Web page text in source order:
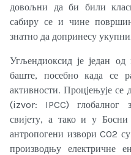
довољни да би били
сабиру се и чине
знатно да допринесу
Угљендиоксид је један од
баште, посебно када се
активности. Процјењује се
(izvor: IPCC) глобалног
свијету, а тако и у Босни
антропогени извори CO2
производњу електричне